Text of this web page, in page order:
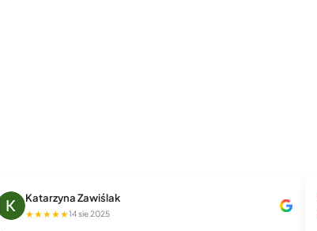
Katarzyna Zawiślak
★★★★★14 sie 2025